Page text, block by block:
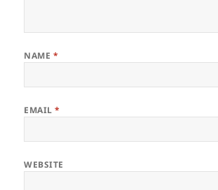
NAME *
EMAIL*
WEBSITE